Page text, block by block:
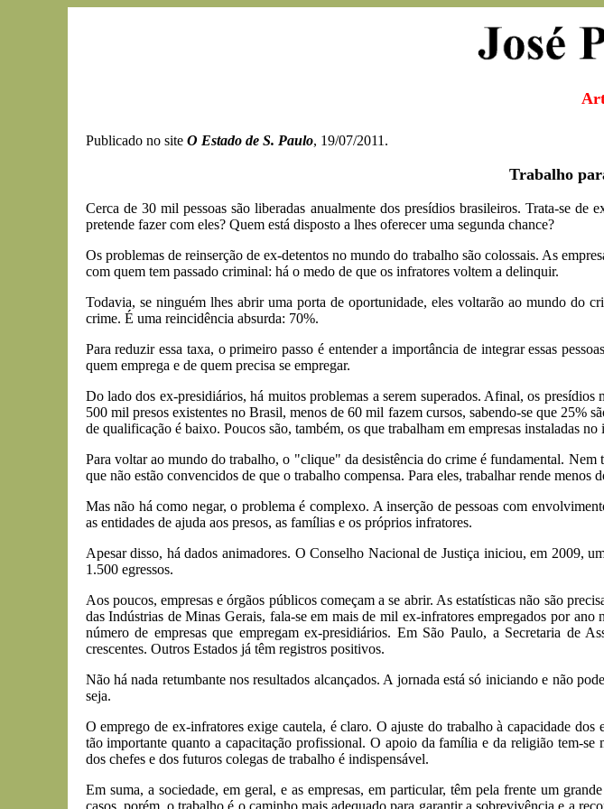
Publicado no siteO Estado de S. Paulo, 19/07/2011.
Trabalho
Cerca de 30 mil pessoas são liberadas anualmente dos presídios brasileiros. Trata-se
pretende fazer com eles? Quem está disposto a lhes oferecer uma segunda chance?
Os problemas de reinserção de ex-detentos no mundo do trabalho são colossais. As
com quem tem passado criminal: há o medo de que os infratores voltem a delinquir.
Todavia, se ninguém lhes abrir uma porta de oportunidade, eles voltarão ao mundo do
crime. É uma reincidência absurda: 70%.
Para reduzir essa taxa, o primeiro passo é entender a importância de integrar essas
quem emprega e de quem precisa se empregar.
Do lado dos ex-presidiários, há muitos problemas a serem superados. Afinal, os
500 mil presos existentes no Brasil, menos de 60 mil fazem cursos, sabendo-se que 25%
de qualificação é baixo. Poucos são, também, os que trabalham em empresas instaladas
Para voltar ao mundo do trabalho, o "clique" da desistência do crime é fundamental.
que não estão convencidos de que o trabalho compensa. Para eles, trabalhar rende menos
Mas não há como negar, o problema é complexo. A inserção de pessoas com
as entidades de ajuda aos presos, as famílias e os próprios infratores.
Apesar disso, há dados animadores. O Conselho Nacional de Justiça iniciou, em 2009,
1.500 egressos.
Aos poucos, empresas e órgãos públicos começam a se abrir. As estatísticas não são
das Indústrias de Minas Gerais, fala-se em mais de mil ex-infratores empregados por
número de empresas que empregam ex-presidiários. Em São Paulo, a Secretaria de
crescentes. Outros Estados já têm registros positivos.
Não há nada retumbante nos resultados alcançados. A jornada está só iniciando e não
seja.
O emprego de ex-infratores exige cautela, é claro. O ajuste do trabalho à capacidade
tão importante quanto a capacitação profissional. O apoio da família e da religião tem-
dos chefes e dos futuros colegas de trabalho é indispensável.
Em suma, a sociedade, em geral, e as empresas, em particular, têm pela frente um
casos, porém, o trabalho é o caminho mais adequado para garantir a sobrevivência e a